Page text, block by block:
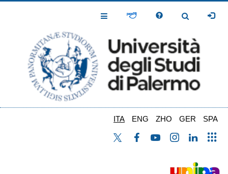
Toggle
Toggle
ITA ENG ZHO GER SPA